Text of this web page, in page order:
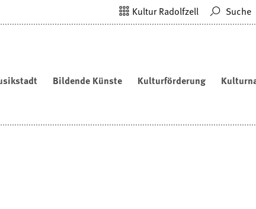
Kultur Radolfzell Suche
Bildende Künste Kulturförderung